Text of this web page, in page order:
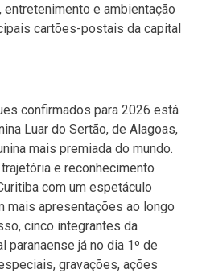
entretenimento e ambientação
cartões-postais da capital
confirmados para 2026 está
Luar do Sertão, de Alagoas,
mais premiada do mundo.
e reconhecimento
com um espetáculo
mais apresentações ao longo
cinco integrantes da
paranaense já no dia 1º de
gravações, ações